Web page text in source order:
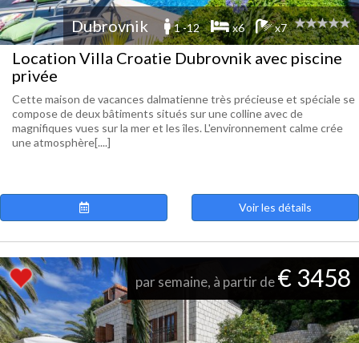
Dubrovnik 1 -12 x6 x7
Location Villa Croatie Dubrovnik avec piscine
privée
Cette maison de vacances dalmatienne très précieuse et spéciale se
compose de deux bâtiments situés sur une colline avec de
magnifiques vues sur la mer et les îles. L'environnement calme crée
une atmosphère[....]
Voir les détails
par semaine, à partir de€ 3458